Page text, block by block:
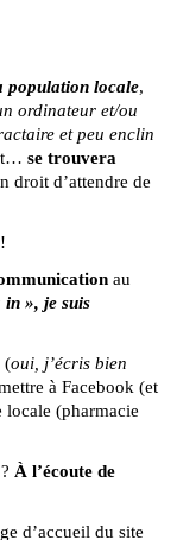
population locale,
ordinateur et/ou
et peu enclin
se trouvera
droit d’attendre de
!
au
in », je suis
(oui, j’écris bien
à Facebook (et
locale (pharmacie
À l’écoute de
d’accueil du site